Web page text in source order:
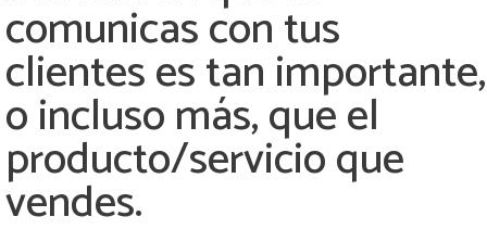
comunicas con tus
clientes es tan importante,
o incluso más, que el
producto/servicio que
vendes.